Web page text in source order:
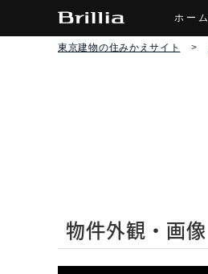
ホーム
東京建物の住みかえサイト >
物件外観・画像